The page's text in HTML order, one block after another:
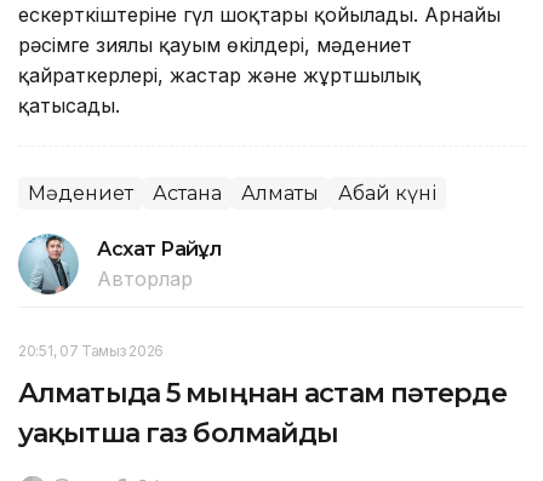
ескерткіштеріне гүл шоқтары қойылады. Арнайы
рәсімге зиялы қауым өкілдері, мәдениет
қайраткерлері, жастар және жұртшылық
қатысады.
Мәдениет Астана Алматы Абай күні
Асхат Райқұл
Авторлар
20:51, 07 Тамыз 2026
Алматыда 5 мыңнан астам пәтерде
уақытша газ болмайды